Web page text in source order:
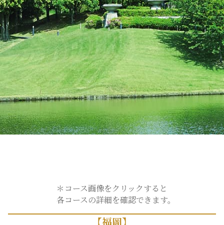
＊コース画像をクリックすると
各コースの詳細を確認できます。
【福岡】